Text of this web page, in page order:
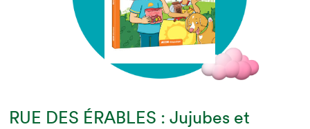
RUE DES ÉRABLES : Jujubes et